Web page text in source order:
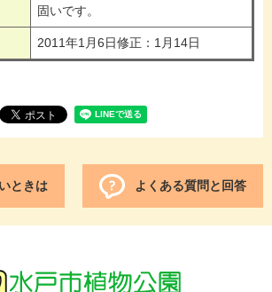
固いです。
2011年1月6日修正：1月14日
ときは よくある質問と回答